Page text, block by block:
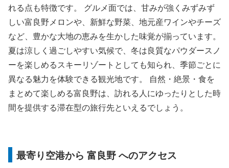
れる点も特徴です。 グルメ面では、甘みが強くみずみず
しい富良野メロンや、新鮮な野菜、地元産ワインやチーズ
など、豊かな大地の恵みを生かした味覚が揃っています。
夏は涼しく過ごしやすい気候で、冬は良質なパウダースノ
ーを楽しめるスキーリゾートとしても知られ、季節ごとに
異なる魅力を体験できる観光地です。 自然・絶景・食を
まとめて楽しめる富良野は、訪れる人にゆったりとした時
間を提供する滞在型の旅行先といえるでしょう。
最寄り空港から 富良野 へのアクセス